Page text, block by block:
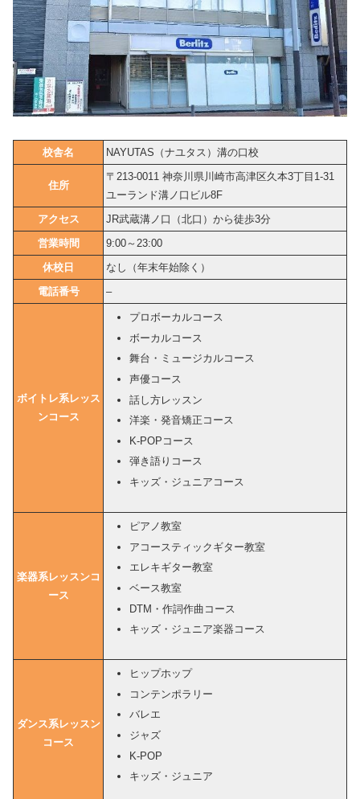
校舎名 NAYUTAS（ナユタス）溝の口校
住所
〒213-0011 神奈川県川崎市高津区久本3丁目1-31
ユーランド溝ノ口ビル8F
アクセス
JR武蔵溝ノ口（北口）から徒歩3分
営業時間
9:00～23:00
休校日
なし（年末年始除く）
電話番号
–
ボイトレ系レッス
ンコース
プロボーカルコース
ボーカルコース
舞台・ミュージカルコース
声優コース
話し方レッスン
洋楽・発音矯正コース
K-POPコース
弾き語りコース
キッズ・ジュニアコース
楽器系レッスンコ
ース
ピアノ教室
アコースティックギター教室
エレキギター教室
ベース教室
DTM・作詞作曲コース
キッズ・ジュニア楽器コース
ダンス系レッスン
コース
ヒップホップ
コンテンポラリー
バレエ
ジャズ
K-POP
キッズ・ジュニア